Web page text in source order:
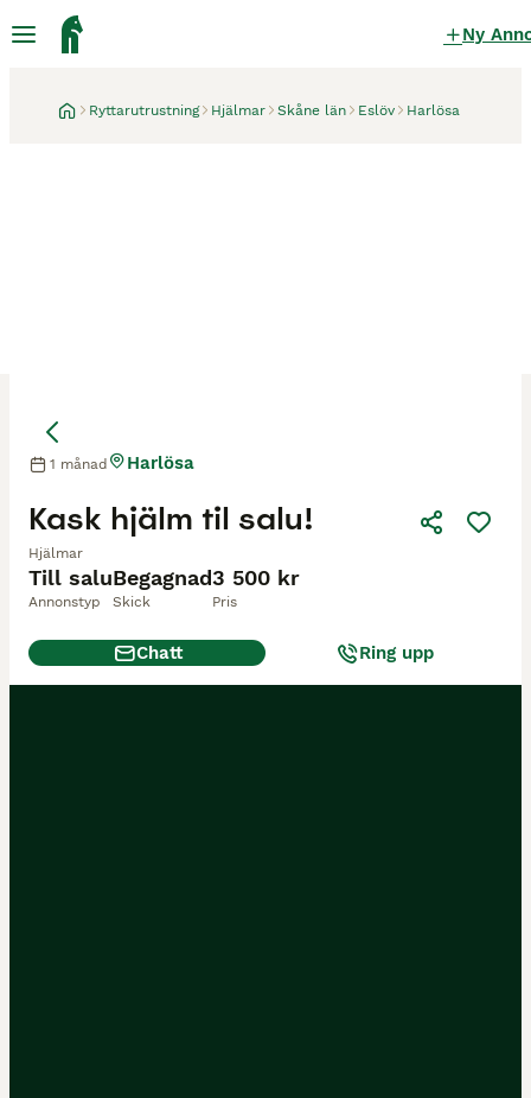
Ny
Ryttarutrustning Hjälmar Skåne län Eslöv Harlösa
Till salu
Annonstyp
Begagnad
Skick
3 500 kr
Pris
Kask hjälm til salu!
Hjälmar
1 månad Harlösa
Chatt Ring upp